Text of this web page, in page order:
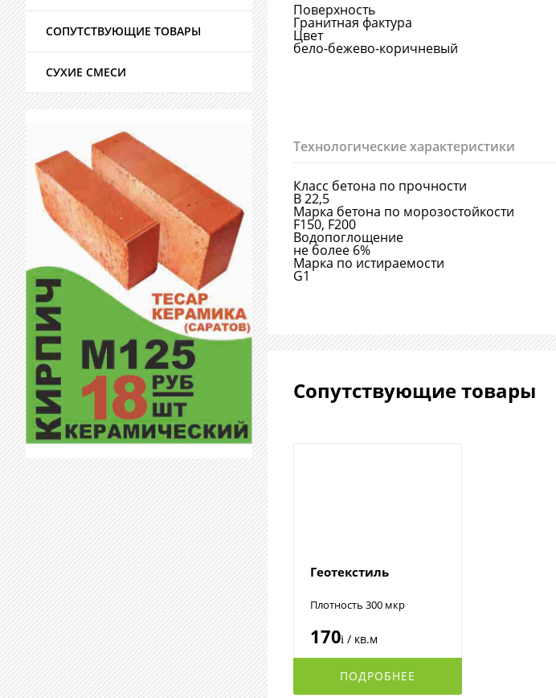
Поверхность
Гранитная фактура
Цвет
бело-бежево-коричневый
Технологические характеристики
Класс бетона по прочности
В 22,5
Марка бетона по морозостойкости
F150, F200
Водопоглощение
не более 6%
Марка по истираемости
G1
Сопутствующие товары
Геотекстиль
Плотность 300 мкр
170i/ кв.м
ПОДРОБНЕЕ
СОПУТСТВУЮЩИЕ ТОВАРЫ
СУХИЕ СМЕСИ